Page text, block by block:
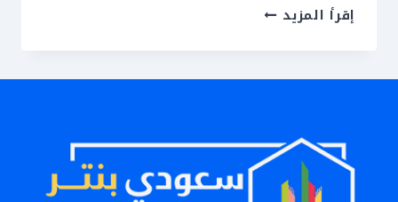
إقرأ المزيدديكورات
:
0551559180